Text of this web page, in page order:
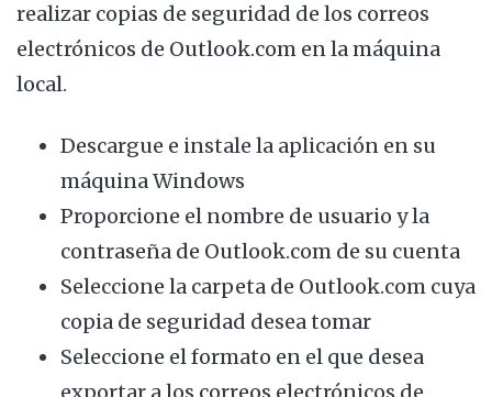
realizar copias de seguridad de los correos
electrónicos de Outlook.com en la máquina
local.
Descargue e instale la aplicación en su
máquina Windows
Proporcione el nombre de usuario y la
contraseña de Outlook.com de su cuenta
Seleccione la carpeta de Outlook.com cuya
copia de seguridad desea tomar
Seleccione el formato en el que desea